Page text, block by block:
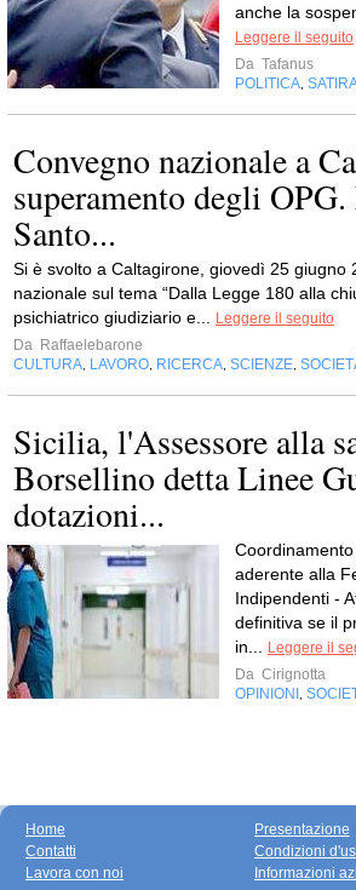
anche la
Leggere il seguito
Da Tafanus
POLITICA,
Convegno nazionale a
superamento degli
Santo...
Si è svolto a Caltagirone, giovedì 25 giugno
nazionale sul tema “Dalla Legge 180 alla
psichiatrico giudiziario e... Leggere il seguito
Da Raffaelebarone
CULTURA, LAVORO, RICERCA, SCIENZE,
Sicilia, l'Assessore alla
Borsellino detta Linee
dotazioni...
aderente alla
Indipendenti -
definitiva se il
in... Leggere il
Da Cirignotta
OPINIONI ,
Home
Contatti
Lavora con noi
Presentazione
Condizioni
Informazioni